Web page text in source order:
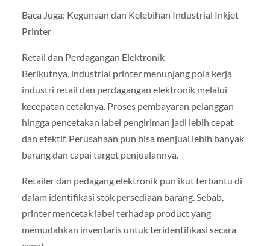
Baca Juga: Kegunaan dan Kelebihan Industrial Inkjet
Printer
Retail dan Perdagangan Elektronik
Berikutnya, industrial printer menunjang pola kerja
industri retail dan perdagangan elektronik melalui
kecepatan cetaknya. Proses pembayaran pelanggan
hingga pencetakan label pengiriman jadi lebih cepat
dan efektif. Perusahaan pun bisa menjual lebih banyak
barang dan capai target penjualannya.
Retailer dan pedagang elektronik pun ikut terbantu di
dalam identifikasi stok persediaan barang. Sebab,
printer mencetak label terhadap product yang
memudahkan inventaris untuk teridentifikasi secara